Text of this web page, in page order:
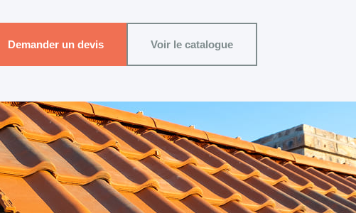
Demander un devis Voir le catalogue